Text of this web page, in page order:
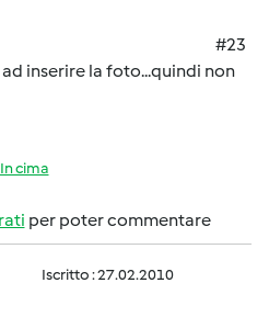
#23
inserire la foto...quindi non
In cima
per poter commentare
Iscritto : 27.02.2010